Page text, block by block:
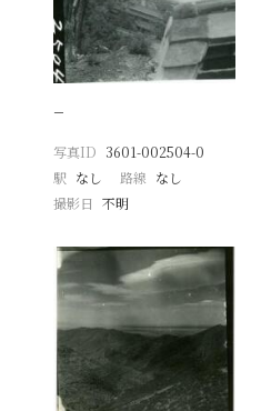
−
写真ID 3601-002504-0
駅 なし 路線 なし
撮影日
不明